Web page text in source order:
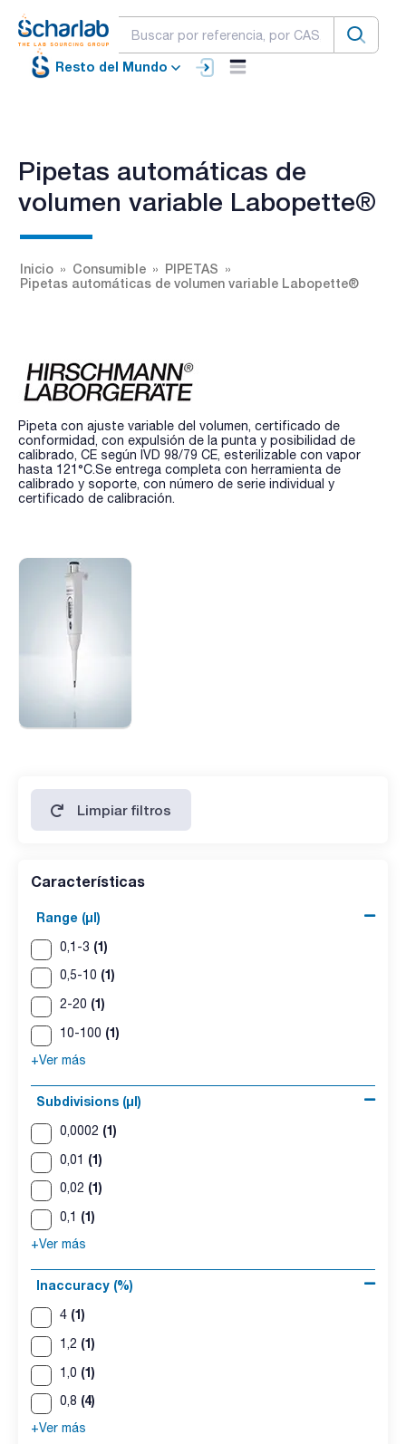
Resto del Mundo
Pipetas automáticas de
volumen variable Labopette®
Inicio Consumible
PIPETAS
Pipetas automáticas de volumen variable Labopette®
Pipeta con ajuste variable del volumen, certificado de
conformidad, con expulsión de la punta y posibilidad de
calibrado, CE según IVD 98/79 CE, esterilizable con vapor
hasta 121°C.Se entrega completa con herramienta de
calibrado y soporte, con número de serie individual y
certificado de calibración.
Limpiar filtros
Características
Range (µl)
0,1-3 (1)
0,5-10 (1)
2-20 (1)
10-100 (1)
+Ver más
Subdivisions (µl)
0,0002 (1)
0,01 (1)
0,02 (1)
0,1 (1)
+Ver más
Inaccuracy (%)
4 (1)
1,2 (1)
1,0 (1)
0,8 (4)
+Ver más